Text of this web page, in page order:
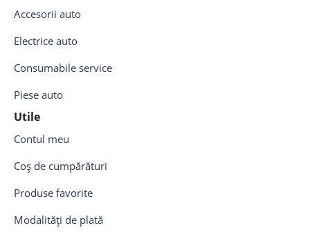
Accesorii auto
Electrice auto
Consumabile service
Piese auto
Utile
Contul meu
Coș de cumpărături
Produse favorite
Modalități de plată